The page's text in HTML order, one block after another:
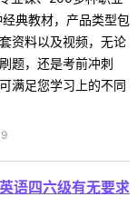
典教材，产品类型包
资料以及视频，无论
题，还是考前冲刺
满足您学习上的不同
语四六级有无要求